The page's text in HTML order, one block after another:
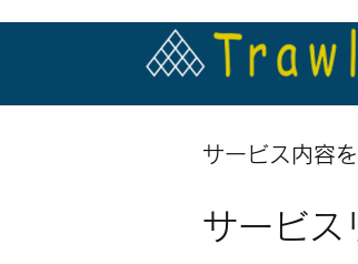
サービス内容
サービス